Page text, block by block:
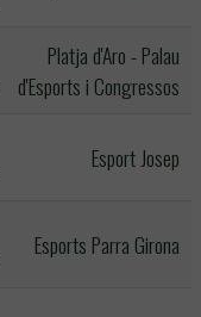
Platja d'Aro - Palau
d'Esports i Congressos
Esport Josep
Esports Parra Girona